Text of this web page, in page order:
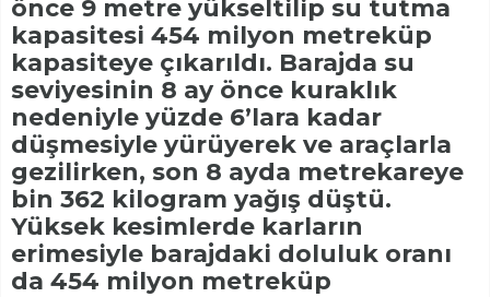
önce 9 metre yükseltilip su tutma
kapasitesi 454 milyon metreküp
kapasiteye çıkarıldı. Barajda su
seviyesinin 8 ay önce kuraklık
nedeniyle yüzde 6’lara kadar
düşmesiyle yürüyerek ve araçlarla
gezilirken, son 8 ayda metrekareye
bin 362 kilogram yağış düştü.
Yüksek kesimlerde karların
erimesiyle barajdaki doluluk oranı
da 454 milyon metreküp